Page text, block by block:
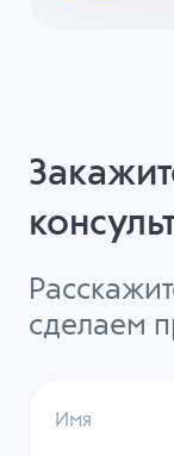
сделаем
Имя